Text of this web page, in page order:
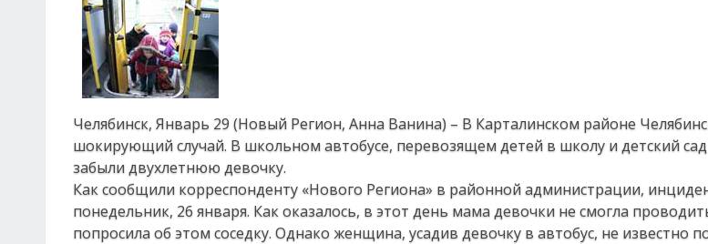
Челябинск, Январь 29 (Новый Регион, Анна Ванина) – В Карталинском районе
шокирующий случай. В школьном автобусе, перевозящем детей в школу и детский сад
забыли двухлетнюю девочку.
Как сообщили корреспонденту «Нового Региона» в районной администрации,
понедельник, 26 января. Как оказалось, в этот день мама девочки не смогла
попросила об этом соседку. Однако женщина, усадив девочку в автобус, не известно